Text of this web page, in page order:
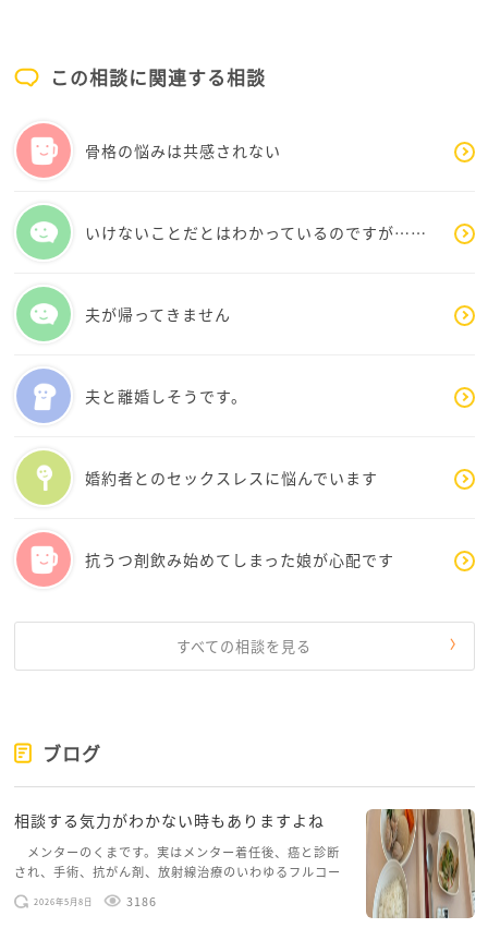
ななさんは必要なんですよ。
まだお若いです。
出来れば、自分自身を傷つける事はやってほしくない
それくらいつらい気持ちがあるんですよね。
もし、ちょっとでもラクになれたらならいいなと思い
ます。
他にも話を聴いてくれる機関があります
専門家が相談にのってくれます。
このようなところをどんどん活用してみてください
ね。
■東京都こころといのちのほっとナビ
https://www.hokeniryo.metro.tokyo.lg.jp/kokona
vi//
保健所や精神保健福祉センター等ではこころの悩みや
不安などについての相談をお受けしています。
もちろん、こちらにもお気持ちを書きにきてください
この相談に関連する相談
骨格の悩みは共感されない
いけないことだとはわかっているのですが……
夫が帰ってきません
夫と離婚しそうです。
婚約者とのセックスレスに悩んでいます
抗うつ剤飲み始めてしまった娘が心配です
すべての相談を見る
ブログ
相談する気力がわかない時もありますよね
メンターのくまです。実はメンター着任後、癌と診断
され、手術、抗がん剤、放射線治療のいわゆるフルコー
スを体験していて、しばらくメンターカフェに来られて
いませんでした。体力だけでなく、気力も落ちパソコン
2026年5月8日 3186